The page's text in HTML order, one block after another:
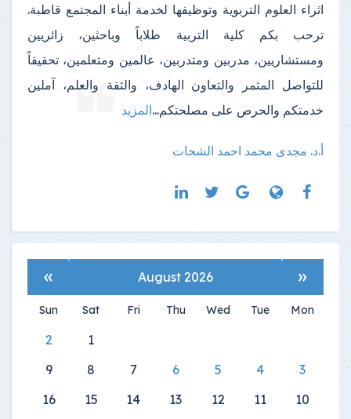
اثراء العلوم التربوية وتوظيفها لخدمة أبناء المجتمع قاطبة.
ترحب بكم كلية التربية طلاباً وباحثين، زائريين
ومستشاريين، مدربين ومتدربين، عالمين ومتعلمين، تحقيقاً
للتواصل المثمر والتعاون الهادف، والثقة والعلم، آملين
خدمتكم والحرص على مصلحتكم...المزيد
أ.د. مجدى محمد احمد الشحات
«
August 2026
»
Mon
Tue
Wed
Thu
Fri
Sat
Sun
1
2
3
4
5
6
7
8
9
10
11
12
13
14
15
16